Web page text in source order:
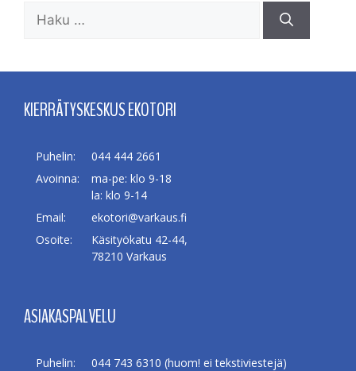
Haku:
KIERRÄTYSKESKUS EKOTORI
Puhelin:
044 444 2661
Avoinna:
ma-pe: klo 9-18
la: klo 9-14
Email:
ekotori@varkaus.fi
Osoite:
Käsityökatu 42-44,
78210 Varkaus
ASIAKASPALVELU
Puhelin:
044 743 6310 (huom! ei tekstiviestejä)